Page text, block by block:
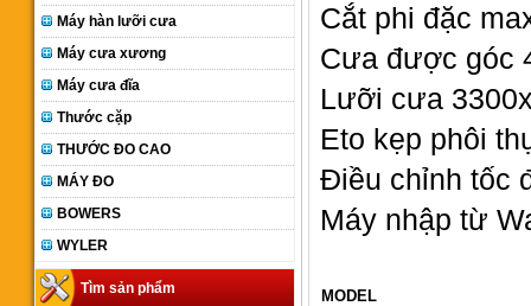
Máy hàn lưỡi cưa
Máy cưa xương
Máy cưa đĩa
Thước cặp
THƯỚC ĐO CAO
MÁY ĐO
BOWERS
WYLER
Tìm sản phẩm
Cắt phi đặc
Cưa được góc
Lưỡi cưa
Eto kẹp phôi
Điều chỉnh tốc
Máy nhập từ
MODEL